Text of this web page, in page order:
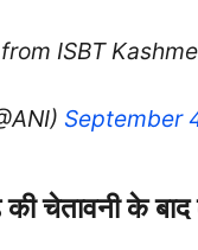
ISBT
September
की चेतावनी के